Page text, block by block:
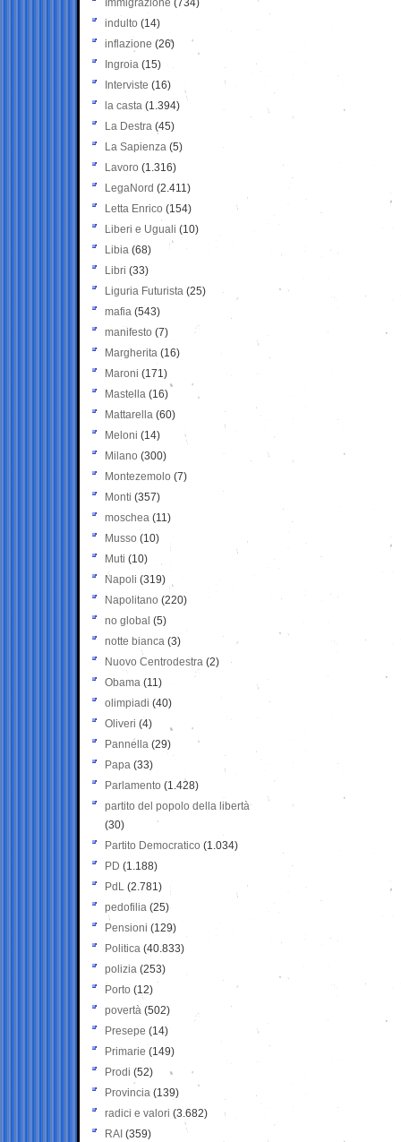
Immigrazione (734)
indulto (14)
inflazione (26)
Ingroia (15)
Interviste (16)
la casta (1.394)
La Destra (45)
La Sapienza (5)
Lavoro (1.316)
LegaNord (2.411)
Letta Enrico (154)
Liberi e Uguali (10)
Libia (68)
Libri (33)
Liguria Futurista (25)
mafia (543)
manifesto (7)
Margherita (16)
Maroni (171)
Mastella (16)
Mattarella (60)
Meloni (14)
Milano (300)
Montezemolo (7)
Monti (357)
moschea (11)
Musso (10)
Muti (10)
Napoli (319)
Napolitano (220)
no global (5)
notte bianca (3)
Nuovo Centrodestra (2)
Obama (11)
olimpiadi (40)
Oliveri (4)
Pannella (29)
Papa (33)
Parlamento (1.428)
partito del popolo della libertà
(30)
Partito Democratico (1.034)
PD (1.188)
PdL (2.781)
pedofilia (25)
Pensioni (129)
Politica (40.833)
polizia (253)
Porto (12)
povertà (502)
Presepe (14)
Primarie (149)
Prodi (52)
Provincia (139)
radici e valori (3.682)
RAI (359)